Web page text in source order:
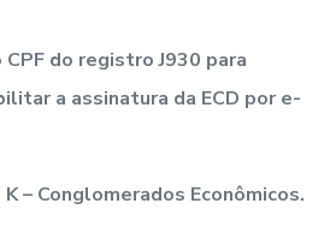
do registro J930 para
a assinatura da ECD por e-
– Conglomerados Econômicos.